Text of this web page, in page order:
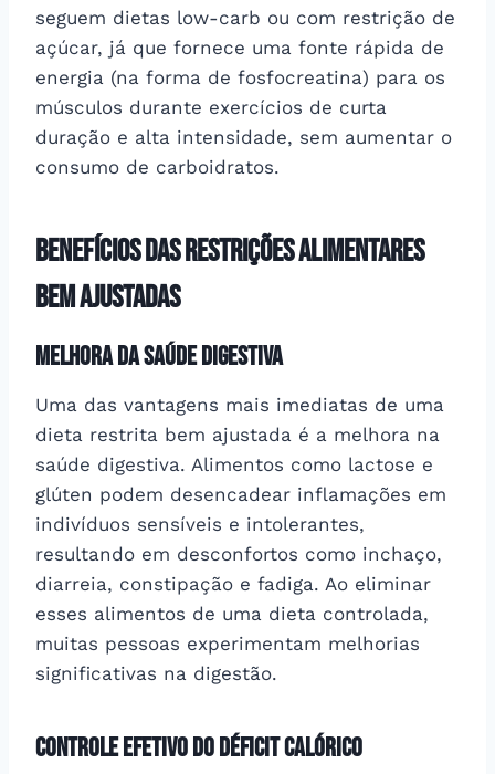
seguem dietas low-carb ou com restrição de
açúcar, já que fornece uma fonte rápida de
energia (na forma de fosfocreatina) para os
músculos durante exercícios de curta
duração e alta intensidade, sem aumentar o
consumo de carboidratos.
Benefícios das restrições alimentares
bem ajustadas
Melhora da Saúde Digestiva
Uma das vantagens mais imediatas de uma
dieta restrita bem ajustada é a melhora na
saúde digestiva. Alimentos como lactose e
glúten podem desencadear inflamações em
indivíduos sensíveis e intolerantes,
resultando em desconfortos como inchaço,
diarreia, constipação e fadiga. Ao eliminar
esses alimentos de uma dieta controlada,
muitas pessoas experimentam melhorias
significativas na digestão.
Controle Efetivo do Déficit Calórico